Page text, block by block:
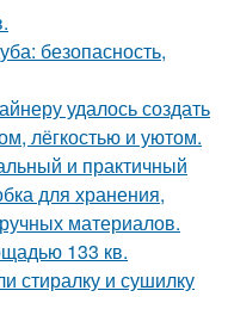
безопасность,
удалось создать
лёгкостью и уютом.
и практичный
для хранения,
материалов.
133 кв.
стиралку и сушилку